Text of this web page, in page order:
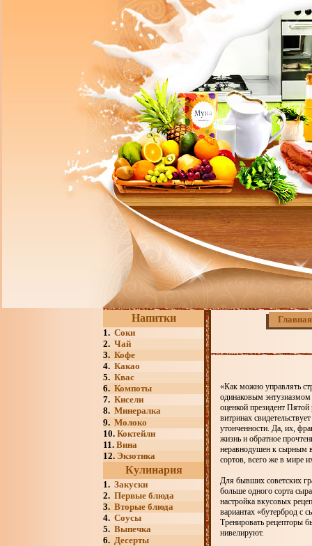
Напитки
1. Соки
2. Чай
3. Кофе
4. Какао
5. Квас
6. Компоты
7. Кисели
8. Минералка
9. Молоко
10. Коктейли
11. Вина
12. Экзотика
Кулинария
1. Закуски
2. Первые блюда
3. Вторые блюда
4. Соусы
5. Выпечка
6. Десерты
Главная
«Как можно управлять
одинаковым
оценкой президент
витринах
утонченности. Да, их,
жизнь и обратное
неравнодушен к сырным
сортов, всего же в мире
Для бывших советских
больше одного сорта
настройка вкусовых
вариантах «бутерброд с
Тренировать рецепторы
нивелируют.